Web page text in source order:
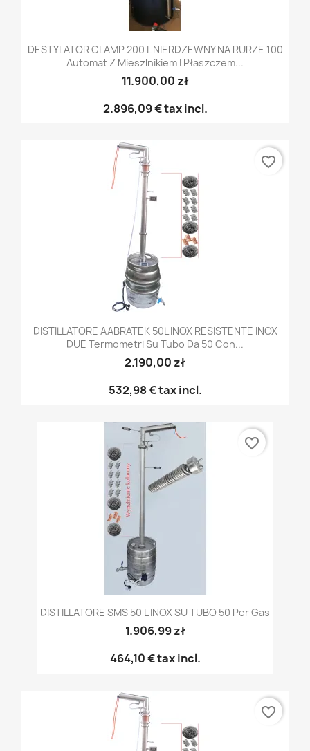
DESTYLATOR CLAMP 200 L NIERDZEWNY NA RURZE 100
Automat Z Mieszlnikiem I Płaszczem...
11.900,00 zł
2.896,09 €tax incl.
DISTILLATORE AABRATEK 50L INOX RESISTENTE INOX
DUE Termometri Su Tubo Da 50 Con...
2.190,00 zł
532,98 €tax incl.
favorite_border
DISTILLATORE SMS 50 L INOX SU TUBO 50 Per Gas
1.906,99 zł
464,10 €tax incl.
favorite_border
favorite_border